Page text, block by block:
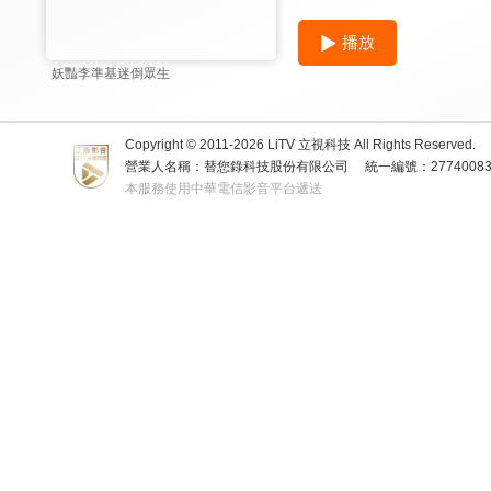
妖豔李準基迷倒眾生
播放
Copyright © 2011-2026 LiTV 立視科技 All Rights Reserved.
營業人名稱：替您錄科技股份有限公司
統一編號：
本服務使用中華電信影音平台遞送